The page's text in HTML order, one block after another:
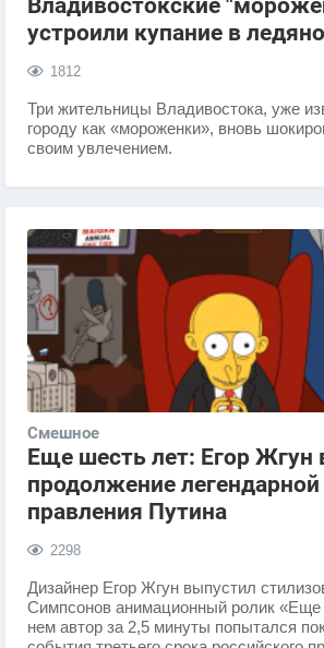
устроили купание в
1812
Три жительницы Владивостока, уже
городу как «мороженки», вновь
своим увлечением.
Смешное
Еще шесть лет: Егор Жгун
продолжение легендарной
правления Путина
2298
Дизайнер Егор Жгун выпустил
Симпсонов анимационный ролик «Еще
нем автор за 2,5 минуты попытался